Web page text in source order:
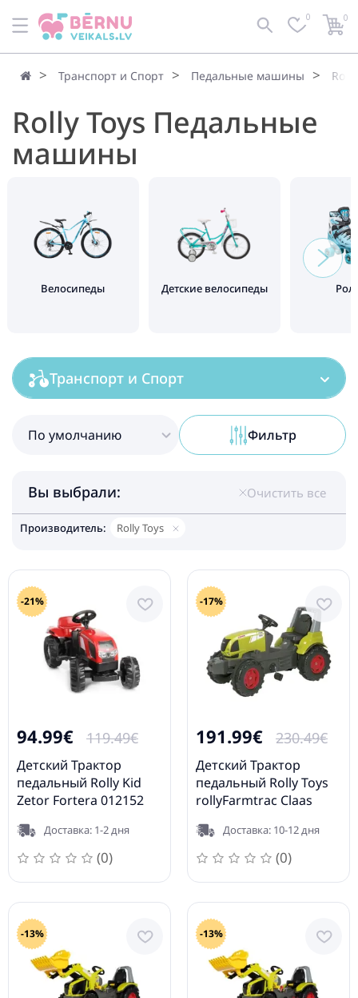
По умолчанию Фильтр 0 0
Транспорт и Спорт Педальные машины
Rolly Toys Педальные
машины
Велосипеды Детские велосипеды
Транспорт и Спорт
Вы выбрали:
Производитель: Rolly Toys
Очистить все
По умолчанию Фильтр
-21%
94.99€ 119.49€
Детский Трактор
педальный Rolly Kid
Zetor Fortera 012152
012152Доставка: 1-2 дня
(0)
-17%
191.99€ 230.49€
Детский Трактор
педальный Rolly Toys
rollyFarmtrac Claas
700233Доставка: 10-12 дня
(0)
-13% -13%